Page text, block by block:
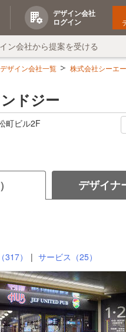
デザイン会社
ログイン
ン会社から提案を受ける
ザイン会社一覧 株式会社シーエ
ドジー
町ビル2F
デザイナ
317） サービス（25）